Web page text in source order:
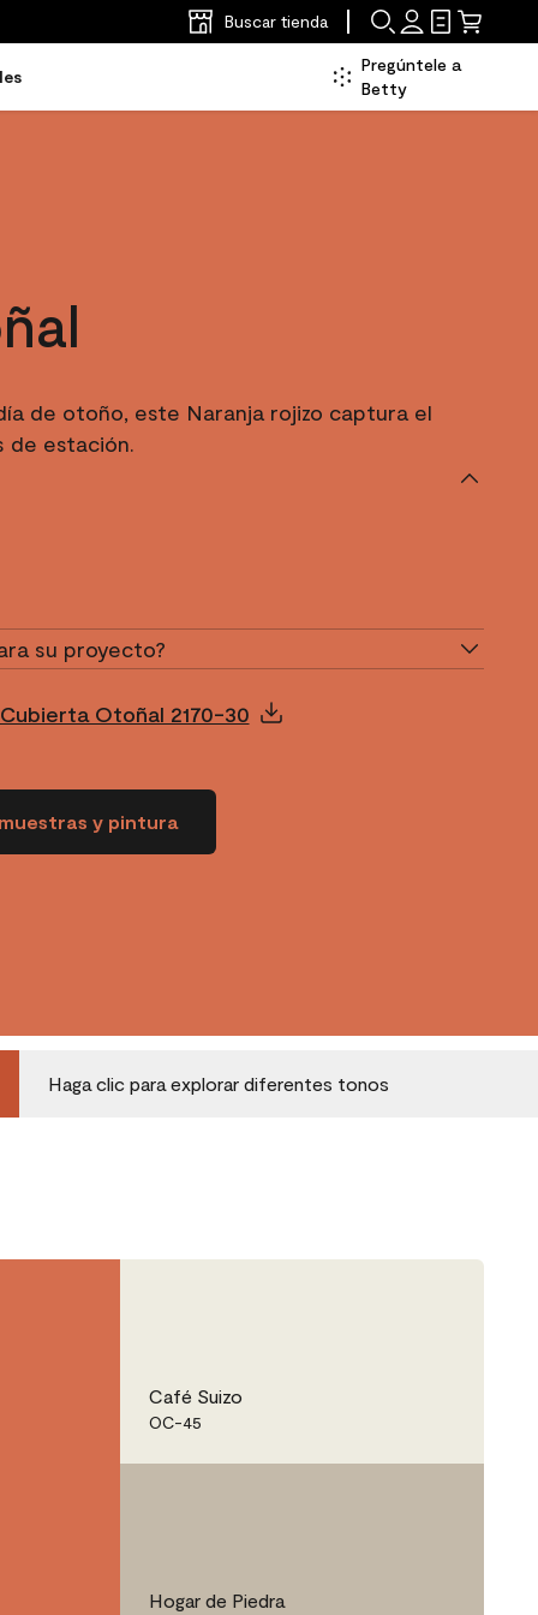
Buscar tienda
Pregúntele a
Betty
de otoño, este Naranja rojizo captura el
de estación.
su proyecto?
Otoñal 2170-30
y pintura
Haga clic para explorar diferentes tonos
Café Suizo
OC-45
Hogar de Piedra